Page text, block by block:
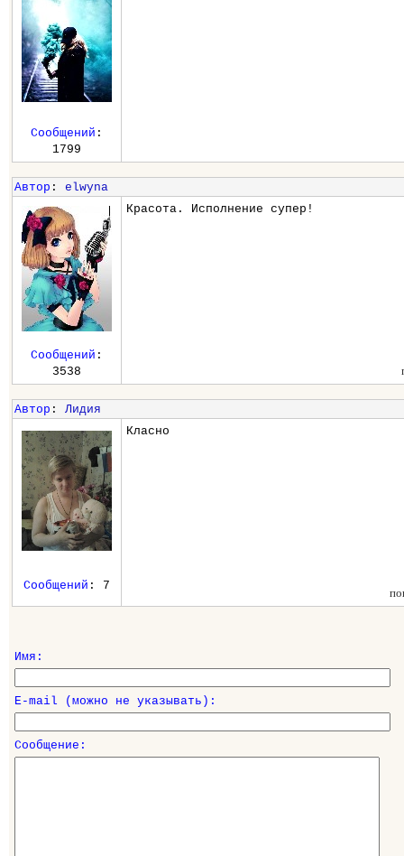
Сообщений :
1799
Автор : elwyna
Красота. Исполнение супер!
Сообщений :
3538
Автор : Лидия
Класно
Сообщений : 7
Имя:
E-mail (можно не указывать):
Сообщение: